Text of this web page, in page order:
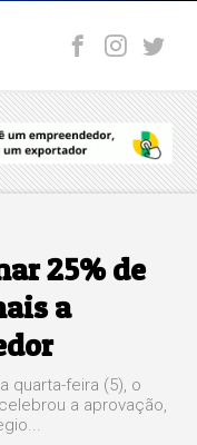
25% de
a
quarta-feira (5), o
a aprovação,